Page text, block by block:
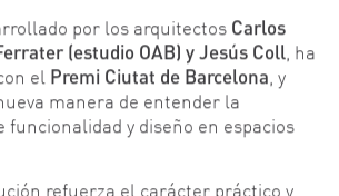
por los arquitectos Carlos
(estudio OAB) y Jesús Coll , ha
el Premi Ciutat de Barcelona , y
manera de entender la
y diseño en espacios
refuerza el carácter práctico y